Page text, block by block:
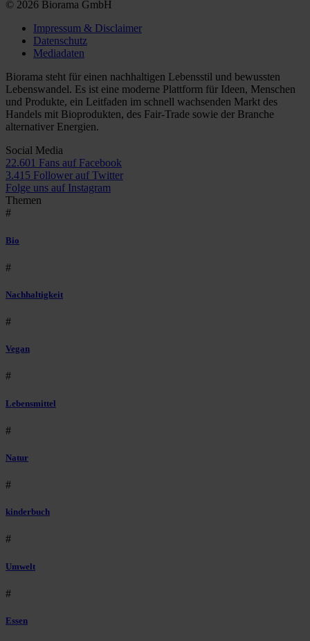
© 2026 Biorama GmbH
Impressum & Disclaimer
Datenschutz
Mediadaten
Biorama steht für einen nachhaltigen Lebensstil und bewussten
Lebenswandel. Es ist eine moderne Plattform für Ideen, Menschen
und Produkte, ein Leitfaden im schnell wachsenden Markt des
Handels mit Bioprodukten, des Fair-Trade sowie der Branche
alternativer Energien.
Social Media
22.601 Fans auf Facebook
3.415 Follower auf Twitter
Folge uns auf Instagram
Themen
#
Bio
#
Nachhaltigkeit
#
Vegan
#
Lebensmittel
#
Natur
#
kinderbuch
#
Umwelt
#
Essen